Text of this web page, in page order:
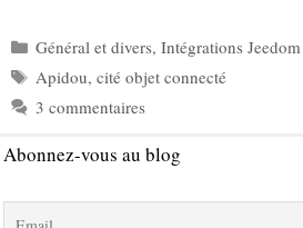
Catégories
Général et divers, Intégrations Jeedom
Étiquettes
Apidou, cité objet connecté
3 commentaires
Abonnez-vous au blog